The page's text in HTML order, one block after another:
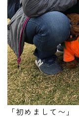
「初めまして〜」